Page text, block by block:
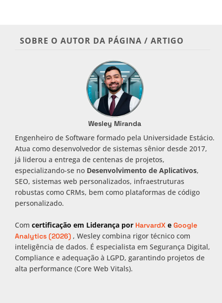
SOBRE O AUTOR DA PÁGINA / ARTIGO
Wesley Miranda
Engenheiro de Software formado pela Universidade Estácio.
Atua como desenvolvedor de sistemas sênior desde 2017,
já liderou a entrega de centenas de projetos,
especializando-se no Desenvolvimento de Aplicativos,
SEO, sistemas web personalizados, infraestruturas
robustas como CRMs, bem como plataformas de código
personalizado.
Com certificação em Liderança por HarvardX e Google
Analytics (2026) , Wesley combina rigor técnico com
inteligência de dados. É especialista em Segurança Digital,
Compliance e adequação à LGPD, garantindo projetos de
alta performance (Core Web Vitals).